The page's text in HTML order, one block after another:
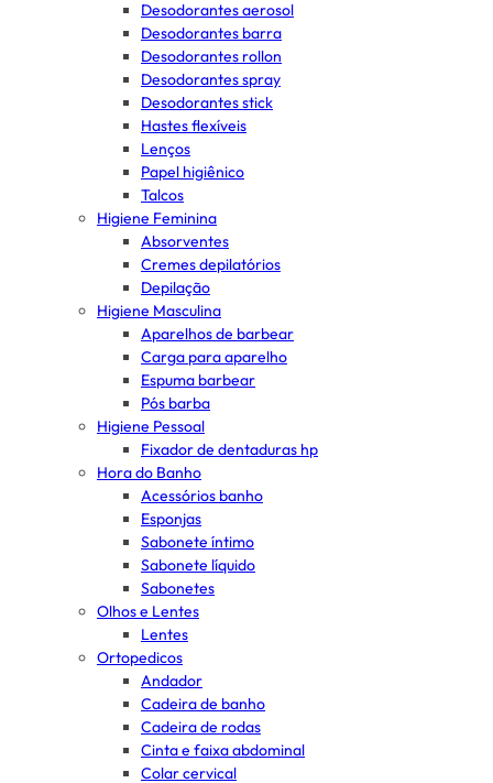
Desodorantes aerosol
Desodorantes barra
Desodorantes rollon
Desodorantes spray
Desodorantes stick
Hastes flexíveis
Lenços
Papel higiênico
Talcos
Higiene Feminina
Absorventes
Cremes depilatórios
Depilação
Higiene Masculina
Aparelhos de barbear
Carga para aparelho
Espuma barbear
Pós barba
Higiene Pessoal
Fixador de dentaduras hp
Hora do Banho
Acessórios banho
Esponjas
Sabonete íntimo
Sabonete líquido
Sabonetes
Olhos e Lentes
Lentes
Ortopedicos
Andador
Cadeira de banho
Cadeira de rodas
Cinta e faixa abdominal
Colar cervical